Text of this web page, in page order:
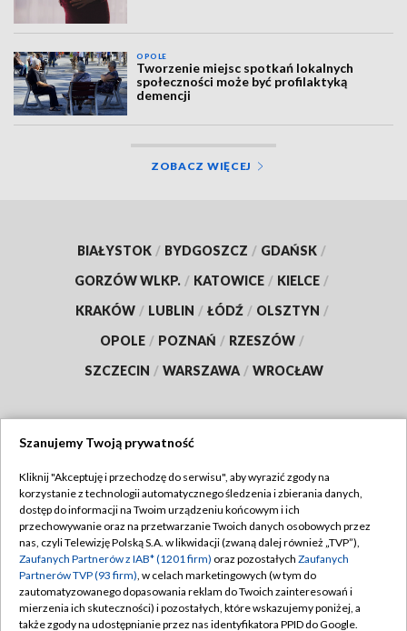
OPOLE
Tworzenie miejsc spotkań lokalnych
społeczności może być profilaktyką
demencji
ZOBACZ WIĘCEJ
BIAŁYSTOK / BYDGOSZCZ / GDAŃSK /
GORZÓW WLKP. / KATOWICE / KIELCE /
KRAKÓW / LUBLIN / ŁÓDŹ / OLSZTYN /
OPOLE / POZNAŃ / RZESZÓW /
SZCZECIN / WARSZAWA / WROCŁAW
TVP
Abonament TVP
Emisja w TVP
Centrum informacji TVP
Naziemna Telewizja Cyfrowa
Regulamin TVP
Polityka prywatności
Moje zgody
Pomoc
Szanujemy Twoją prywatność
Kliknij "Akceptuję i przechodzę do serwisu", aby wyrazić zgody na
korzystanie z technologii automatycznego śledzenia i zbierania danych,
dostęp do informacji na Twoim urządzeniu końcowym i ich
przechowywanie oraz na przetwarzanie Twoich danych osobowych przez
nas, czyli Telewizję Polską S.A. w likwidacji (zwaną dalej również „TVP”),
Zaufanych Partnerów z IAB* (1201 firm) oraz pozostałych Zaufanych
Partnerów TVP (93 firm), w celach marketingowych (w tym do
zautomatyzowanego dopasowania reklam do Twoich zainteresowań i
mierzenia ich skuteczności) i pozostałych, które wskazujemy poniżej, a
także zgody na udostępnianie przez nas identyfikatora PPID do Google.